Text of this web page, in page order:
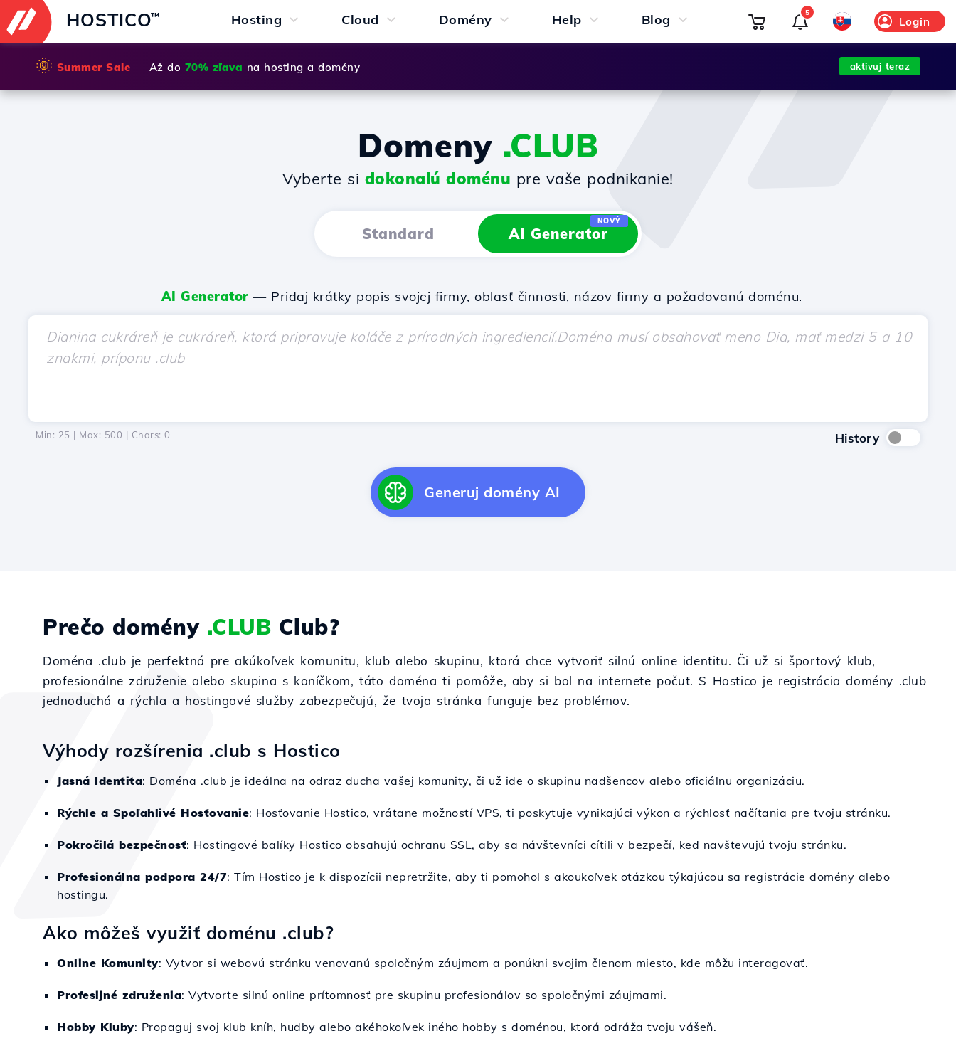
HOSTICO™ Hosting Cloud Domény Help Blog Login
5
🌞 Summer Sale — Až do 70% zľava na hosting a domény aktivuj teraz
Domeny .CLUB
Vyberte si dokonalú doménu pre vaše podnikanie!
Standard AI Generator
NOVÝ
AI Generator — Pridaj krátky popis svojej firmy, oblasť činnosti, názov firmy a požadovanú doménu.
Min: 25 | Max: 500 | Chars: 0 History
Generuj domény AI
Prečo domény .CLUB Club?
Doména .club je perfektná pre akúkoľvek komunitu, klub alebo skupinu, ktorá chce vytvoriť silnú online identitu. Či už si športový klub,
profesionálne združenie alebo skupina s koníčkom, táto doména ti pomôže, aby si bol na internete počuť. S Hostico je registrácia domény .club
jednoduchá a rýchla a hostingové služby zabezpečujú, že tvoja stránka funguje bez problémov.
Výhody rozšírenia .club s Hostico
Jasná Identita: Doména .club je ideálna na odraz ducha vašej komunity, či už ide o skupinu nadšencov alebo oficiálnu organizáciu.
Rýchle a Spoľahlivé Hosťovanie: Hosťovanie Hostico, vrátane možností VPS, ti poskytuje vynikajúci výkon a rýchlosť načítania pre tvoju stránku.
Pokročilá bezpečnosť: Hostingové balíky Hostico obsahujú ochranu SSL, aby sa návštevníci cítili v bezpečí, keď navštevujú tvoju stránku.
Profesionálna podpora 24/7: Tím Hostico je k dispozícii nepretržite, aby ti pomohol s akoukoľvek otázkou týkajúcou sa registrácie domény alebo
hostingu.
Ako môžeš využiť doménu .club?
Online Komunity: Vytvor si webovú stránku venovanú spoločným záujmom a ponúkni svojim členom miesto, kde môžu interagovať.
Profesijné združenia: Vytvorte silnú online prítomnosť pre skupinu profesionálov so spoločnými záujmami.
Hobby Kluby: Propaguj svoj klub kníh, hudby alebo akéhokoľvek iného hobby s doménou, ktorá odráža tvoju vášeň.